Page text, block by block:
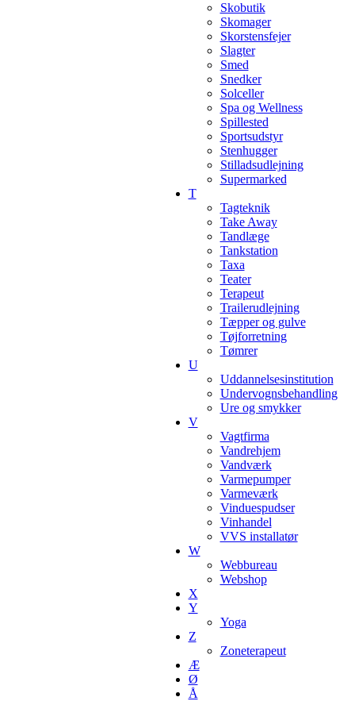
Skobutik
Skomager
Skorstensfejer
Slagter
Smed
Snedker
Solceller
Spa og Wellness
Spillested
Sportsudstyr
Stenhugger
Stilladsudlejning
Supermarked
T
Tagteknik
Take Away
Tandlæge
Tankstation
Taxa
Teater
Terapeut
Trailerudlejning
Tæpper og gulve
Tøjforretning
Tømrer
U
Uddannelsesinstitution
Undervognsbehandling
Ure og smykker
V
Vagtfirma
Vandrehjem
Vandværk
Varmepumper
Varmeværk
Vinduespudser
Vinhandel
VVS installatør
W
Webbureau
Webshop
X
Y
Yoga
Z
Zoneterapeut
Æ
Ø
Å